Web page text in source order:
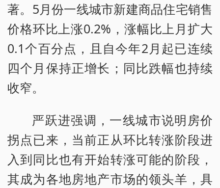
著。5月份一线城市新建商品住宅销售
价格环比上涨0.2%，涨幅比上月扩大
0.1个百分点，且自今年2月起已连续
四个月保持正增长；同比跌幅也持续
收窄。
严跃进强调，一线城市说明房价
拐点已来，当前正从环比转涨阶段进
入到同比也有开始转涨可能的阶段，
其成为各地房地产市场的领头羊，具